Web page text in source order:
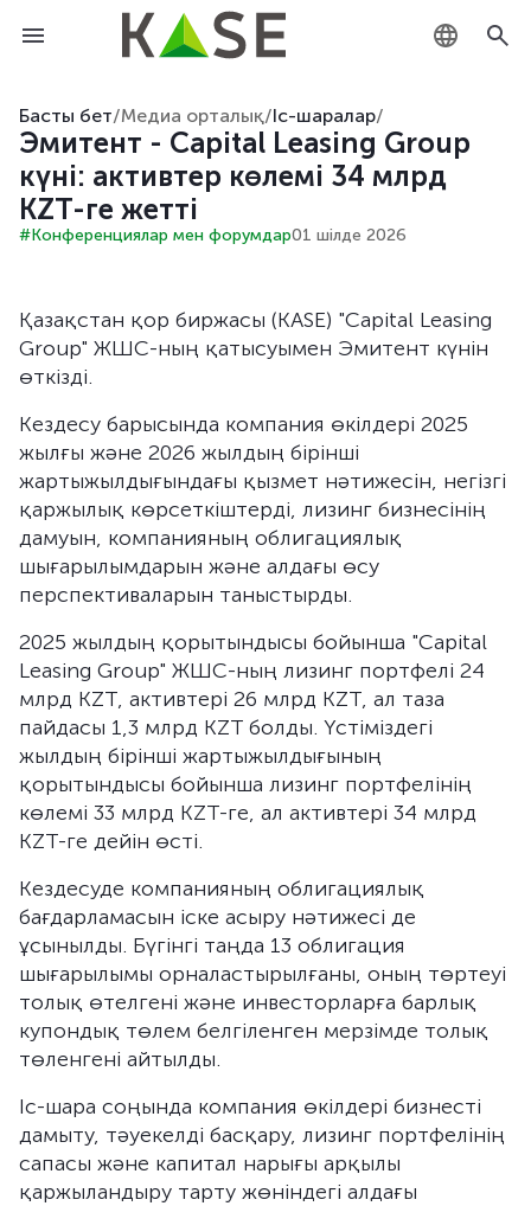
RU
Басты бет/Медиа орталық/Іс-шаралар/
Эмитент - Capital Leasing Group
күні: активтер көлемі 34 млрд
KZT-ге жетті
#Конференциялар мен форумдар01 шілде 2026
Қазақстан қор биржасы (KASE) "Capital Leasing
Group" ЖШС-ның қатысуымен Эмитент күнін
өткізді.
Кездесу барысында компания өкілдері 2025
жылғы және 2026 жылдың бірінші
жартыжылдығындағы қызмет нәтижесін, негізгі
қаржылық көрсеткіштерді, лизинг бизнесінің
дамуын, компанияның облигациялық
шығарылымдарын және алдағы өсу
перспективаларын таныстырды.
2025 жылдың қорытындысы бойынша "Capital
Leasing Group" ЖШС-ның лизинг портфелі 24
млрд KZT, активтері 26 млрд KZT, ал таза
пайдасы 1,3 млрд KZT болды. Үстіміздегі
жылдың бірінші жартыжылдығының
қорытындысы бойынша лизинг портфелінің
көлемі 33 млрд KZT-ге, ал активтері 34 млрд
KZT-ге дейін өсті.
Кездесуде компанияның облигациялық
бағдарламасын іске асыру нәтижесі де
ұсынылды. Бүгінгі таңда 13 облигация
шығарылымы орналастырылғаны, оның төртеуі
толық өтелгені және инвесторларға барлық
купондық төлем белгіленген мерзімде толық
төленгені айтылды.
Іс-шара соңында компания өкілдері бизнесті
дамыту, тәуекелді басқару, лизинг портфелінің
сапасы және капитал нарығы арқылы
қаржыландыру тарту жөніндегі алдағы